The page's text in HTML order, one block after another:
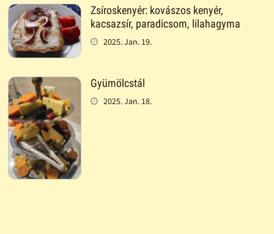
Zsíroskenyér: kovászos kenyér,
kacsazsír, paradicsom, lilahagyma
2025. Jan. 19.
Gyümölcstál
2025. Jan. 18.